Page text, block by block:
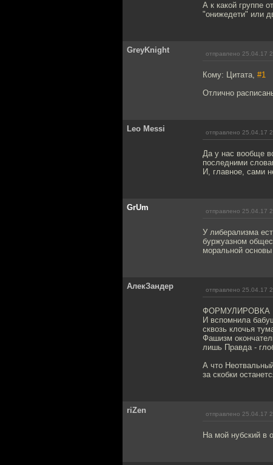
А к какой группе
"онижедети" или
GreyKnight отправлено 25.04.17
Кому: Цитата, #1
Отлично
Leo Messi отправлено 25.04.17
Да у нас вообще
последними
И, главное, сами
GrUm отправлено 25.04.17
У либерализма
буржуазном
моральной основы
АлекЗандер отправлено 25.04.17
ФОРМУЛИРОВКА
И вспомнила
сквозь клочья
Фашизм
лишь Правда -
А что
за скобки
riZen отправлено 25.04.17
На мой нубский в